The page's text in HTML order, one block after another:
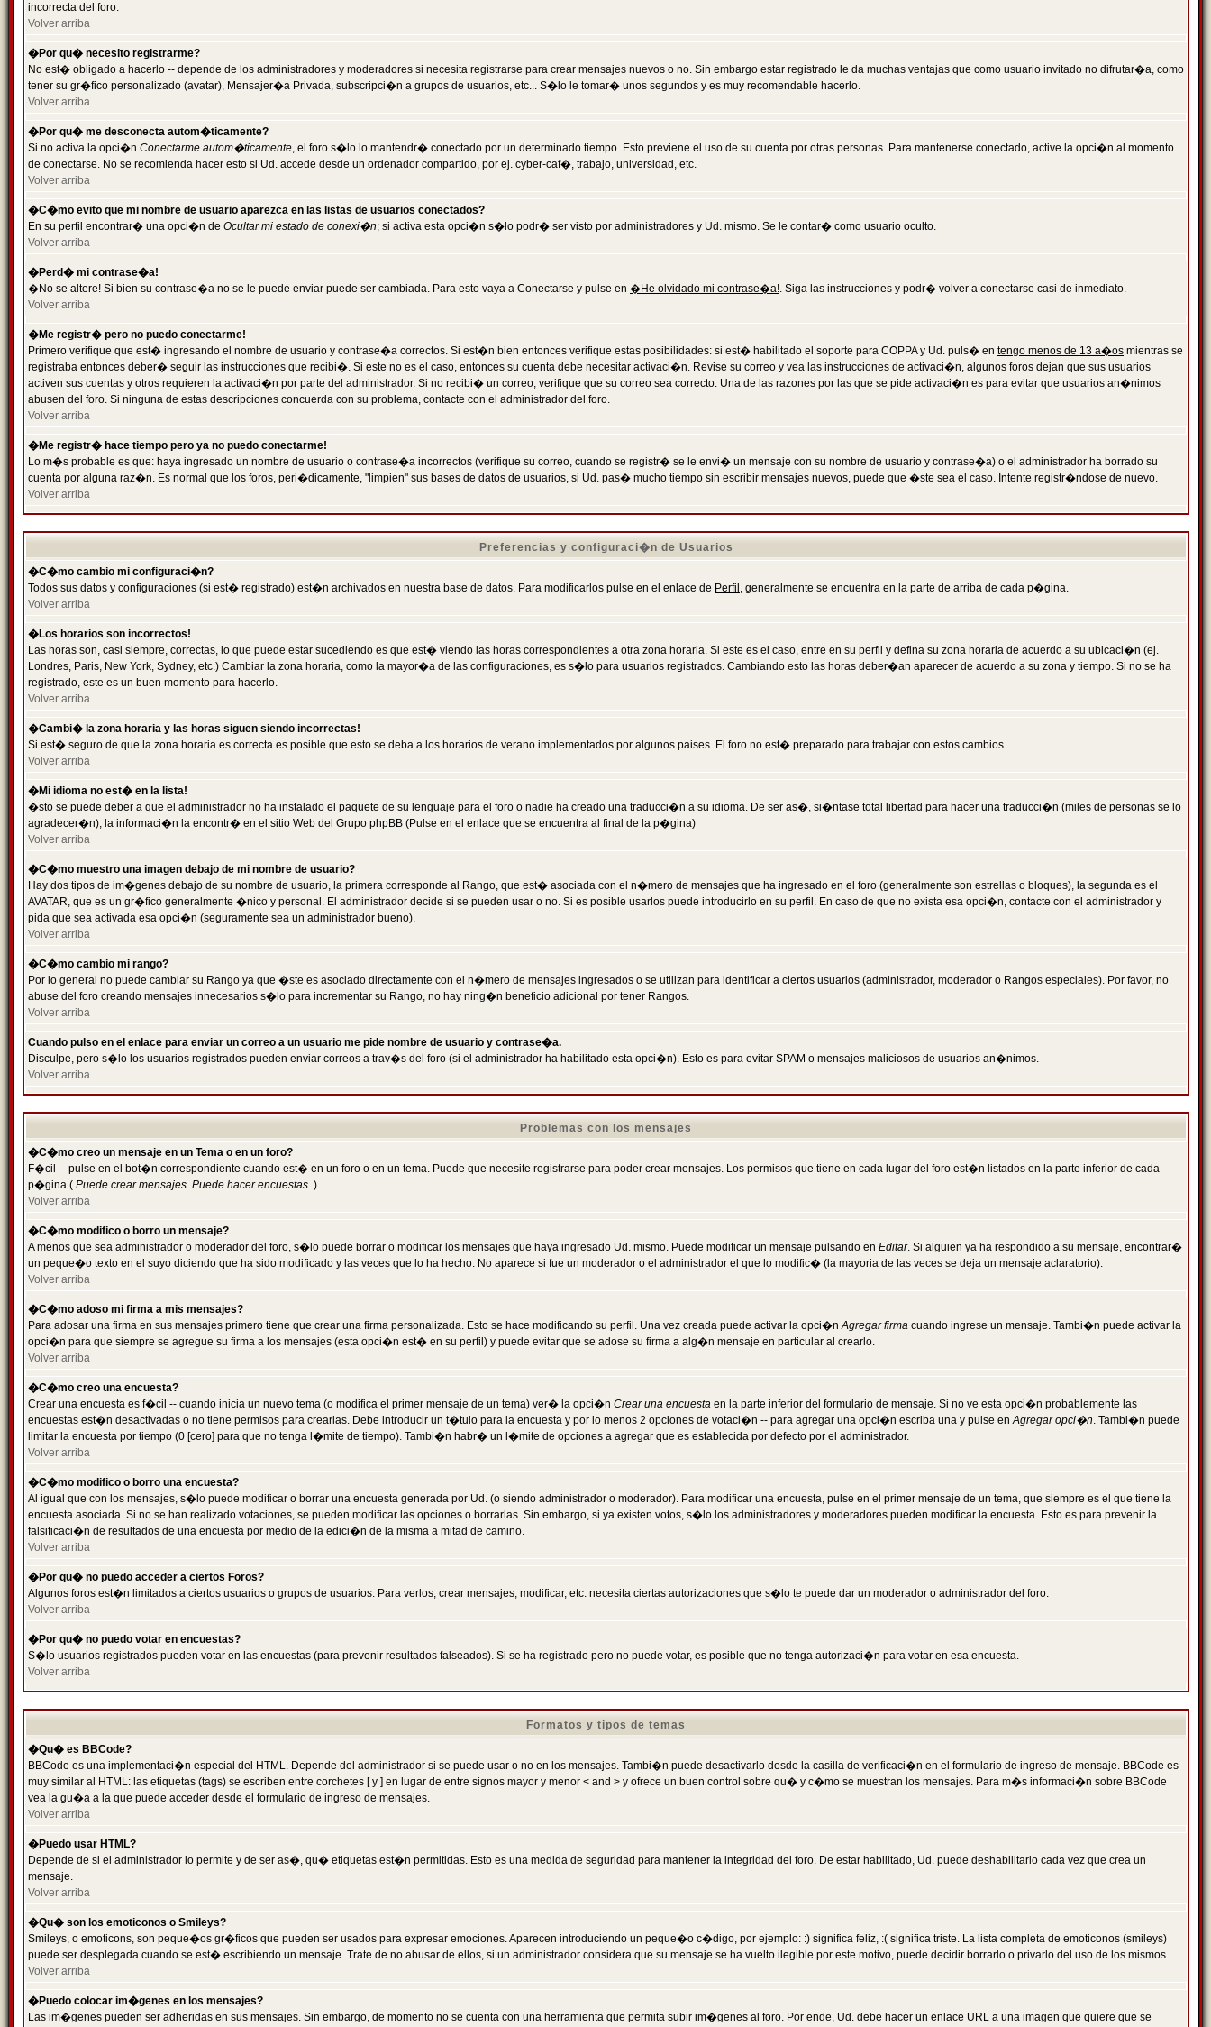
incorrecta del foro.
Volver arriba
�Por qu� necesito registrarme?
No est� obligado a hacerlo -- depende de los administradores y moderadores si necesita registrarse para crear mensajes nuevos o no. Sin embargo estar registrado le da muchas ventajas que como usuario invitado no difrutar�a, como
tener su gr�fico personalizado (avatar), Mensajer�a Privada, subscripci�n a grupos de usuarios, etc... S�lo le tomar� unos segundos y es muy recomendable hacerlo.
Volver arriba
�Por qu� me desconecta autom�ticamente?
Si no activa la opci�n Conectarme autom�ticamente, el foro s�lo lo mantendr� conectado por un determinado tiempo. Esto previene el uso de su cuenta por otras personas. Para mantenerse conectado, active la opci�n al momento
de conectarse. No se recomienda hacer esto si Ud. accede desde un ordenador compartido, por ej. cyber-caf�, trabajo, universidad, etc.
Volver arriba
�C�mo evito que mi nombre de usuario aparezca en las listas de usuarios conectados?
En su perfil encontrar� una opci�n de Ocultar mi estado de conexi�n; si activa esta opci�n s�lo podr� ser visto por administradores y Ud. mismo. Se le contar� como usuario oculto.
Volver arriba
�Perd� mi contrase�a!
�No se altere! Si bien su contrase�a no se le puede enviar puede ser cambiada. Para esto vaya a Conectarse y pulse en �He olvidado mi contrase�a!. Siga las instrucciones y podr� volver a conectarse casi de inmediato.
Volver arriba
�Me registr� pero no puedo conectarme!
Primero verifique que est� ingresando el nombre de usuario y contrase�a correctos. Si est�n bien entonces verifique estas posibilidades: si est� habilitado el soporte para COPPA y Ud. puls� en tengo menos de 13 a�os mientras se
registraba entonces deber� seguir las instrucciones que recibi�. Si este no es el caso, entonces su cuenta debe necesitar activaci�n. Revise su correo y vea las instrucciones de activaci�n, algunos foros dejan que sus usuarios
activen sus cuentas y otros requieren la activaci�n por parte del administrador. Si no recibi� un correo, verifique que su correo sea correcto. Una de las razones por las que se pide activaci�n es para evitar que usuarios an�nimos
abusen del foro. Si ninguna de estas descripciones concuerda con su problema, contacte con el administrador del foro.
Volver arriba
�Me registr� hace tiempo pero ya no puedo conectarme!
Lo m�s probable es que: haya ingresado un nombre de usuario o contrase�a incorrectos (verifique su correo, cuando se registr� se le envi� un mensaje con su nombre de usuario y contrase�a) o el administrador ha borrado su
cuenta por alguna raz�n. Es normal que los foros, peri�dicamente, "limpien" sus bases de datos de usuarios, si Ud. pas� mucho tiempo sin escribir mensajes nuevos, puede que �ste sea el caso. Intente registr�ndose de nuevo.
Volver arriba
Preferencias y configuraci�n de Usuarios
�C�mo cambio mi configuraci�n?
Todos sus datos y configuraciones (si est� registrado) est�n archivados en nuestra base de datos. Para modificarlos pulse en el enlace de Perfil , generalmente se encuentra en la parte de arriba de cada p�gina.
Volver arriba
�Los horarios son incorrectos!
Las horas son, casi siempre, correctas, lo que puede estar sucediendo es que est� viendo las horas correspondientes a otra zona horaria. Si este es el caso, entre en su perfil y defina su zona horaria de acuerdo a su ubicaci�n (ej.
Londres, Paris, New York, Sydney, etc.) Cambiar la zona horaria, como la mayor�a de las configuraciones, es s�lo para usuarios registrados. Cambiando esto las horas deber�an aparecer de acuerdo a su zona y tiempo. Si no se ha
registrado, este es un buen momento para hacerlo.
Volver arriba
�Cambi� la zona horaria y las horas siguen siendo incorrectas!
Si est� seguro de que la zona horaria es correcta es posible que esto se deba a los horarios de verano implementados por algunos paises. El foro no est� preparado para trabajar con estos cambios.
Volver arriba
�Mi idioma no est� en la lista!
�sto se puede deber a que el administrador no ha instalado el paquete de su lenguaje para el foro o nadie ha creado una traducci�n a su idioma. De ser as�, si�ntase total libertad para hacer una traducci�n (miles de personas se lo
agradecer�n), la informaci�n la encontr� en el sitio Web del Grupo phpBB (Pulse en el enlace que se encuentra al final de la p�gina)
Volver arriba
�C�mo muestro una imagen debajo de mi nombre de usuario?
Hay dos tipos de im�genes debajo de su nombre de usuario, la primera corresponde al Rango, que est� asociada con el n�mero de mensajes que ha ingresado en el foro (generalmente son estrellas o bloques), la segunda es el
AVATAR, que es un gr�fico generalmente �nico y personal. El administrador decide si se pueden usar o no. Si es posible usarlos puede introducirlo en su perfil. En caso de que no exista esa opci�n, contacte con el administrador y
pida que sea activada esa opci�n (seguramente sea un administrador bueno).
Volver arriba
�C�mo cambio mi rango?
Por lo general no puede cambiar su Rango ya que �ste es asociado directamente con el n�mero de mensajes ingresados o se utilizan para identificar a ciertos usuarios (administrador, moderador o Rangos especiales). Por favor, no
abuse del foro creando mensajes innecesarios s�lo para incrementar su Rango, no hay ning�n beneficio adicional por tener Rangos.
Volver arriba
Cuando pulso en el enlace para enviar un correo a un usuario me pide nombre de usuario y contrase�a.
Disculpe, pero s�lo los usuarios registrados pueden enviar correos a trav�s del foro (si el administrador ha habilitado esta opci�n). Esto es para evitar SPAM o mensajes maliciosos de usuarios an�nimos.
Volver arriba
Problemas con los mensajes
�C�mo creo un mensaje en un Tema o en un foro?
F�cil -- pulse en el bot�n correspondiente cuando est� en un foro o en un tema. Puede que necesite registrarse para poder crear mensajes. Los permisos que tiene en cada lugar del foro est�n listados en la parte inferior de cada
p�gina ( Puede crear mensajes. Puede hacer encuestas..)
Volver arriba
�C�mo modifico o borro un mensaje?
A menos que sea administrador o moderador del foro, s�lo puede borrar o modificar los mensajes que haya ingresado Ud. mismo. Puede modificar un mensaje pulsando en Editar. Si alguien ya ha respondido a su mensaje, encontrar�
un peque�o texto en el suyo diciendo que ha sido modificado y las veces que lo ha hecho. No aparece si fue un moderador o el administrador el que lo modific� (la mayoria de las veces se deja un mensaje aclaratorio).
Volver arriba
�C�mo adoso mi firma a mis mensajes?
Para adosar una firma en sus mensajes primero tiene que crear una firma personalizada. Esto se hace modificando su perfil. Una vez creada puede activar la opci�nAgregar firma cuando ingrese un mensaje. Tambi�n puede activar la
opci�n para que siempre se agregue su firma a los mensajes (esta opci�n est� en su perfil) y puede evitar que se adose su firma a alg�n mensaje en particular al crearlo.
Volver arriba
�C�mo creo una encuesta?
Crear una encuesta es f�cil -- cuando inicia un nuevo tema (o modifica el primer mensaje de un tema) ver� la opci�n Crear una encuesta en la parte inferior del formulario de mensaje. Si no ve esta opci�n probablemente las
encuestas est�n desactivadas o no tiene permisos para crearlas. Debe introducir un t�tulo para la encuesta y por lo menos 2 opciones de votaci�n -- para agregar una opci�n escriba una y pulse enAgregar opci�n. Tambi�n puede
limitar la encuesta por tiempo (0 [cero] para que no tenga l�mite de tiempo). Tambi�n habr� un l�mite de opciones a agregar que es establecida por defecto por el administrador.
Volver arriba
�C�mo modifico o borro una encuesta?
Al igual que con los mensajes, s�lo puede modificar o borrar una encuesta generada por Ud. (o siendo administrador o moderador). Para modificar una encuesta, pulse en el primer mensaje de un tema, que siempre es el que tiene la
encuesta asociada. Si no se han realizado votaciones, se pueden modificar las opciones o borrarlas. Sin embargo, si ya existen votos, s�lo los administradores y moderadores pueden modificar la encuesta. Esto es para prevenir la
falsificaci�n de resultados de una encuesta por medio de la edici�n de la misma a mitad de camino.
Volver arriba
�Por qu� no puedo acceder a ciertos Foros?
Algunos foros est�n limitados a ciertos usuarios o grupos de usuarios. Para verlos, crear mensajes, modificar, etc. necesita ciertas autorizaciones que s�lo te puede dar un moderador o administrador del foro.
Volver arriba
�Por qu� no puedo votar en encuestas?
S�lo usuarios registrados pueden votar en las encuestas (para prevenir resultados falseados). Si se ha registrado pero no puede votar, es posible que no tenga autorizaci�n para votar en esa encuesta.
Volver arriba
Formatos y tipos de temas
�Qu� es BBCode?
BBCode es una implementaci�n especial del HTML. Depende del administrador si se puede usar o no en los mensajes. Tambi�n puede desactivarlo desde la casilla de verificaci�n en el formulario de ingreso de mensaje. BBCode es
muy similar al HTML: las etiquetas (tags) se escriben entre corchetes [ y ] en lugar de entre signos mayor y menor < and > y ofrece un buen control sobre qu� y c�mo se muestran los mensajes. Para m�s informaci�n sobre BBCode
vea la gu�a a la que puede acceder desde el formulario de ingreso de mensajes.
Volver arriba
�Puedo usar HTML?
Depende de si el administrador lo permite y de ser as�, qu� etiquetas est�n permitidas. Esto es una medida de seguridad para mantener la integridad del foro. De estar habilitado, Ud. puede deshabilitarlo cada vez que crea un
mensaje.
Volver arriba
�Qu� son los emoticonos o Smileys?
Smileys, o emoticons, son peque�os gr�ficos que pueden ser usados para expresar emociones. Aparecen introduciendo un peque�o c�digo, por ejemplo: :) significa feliz, :( significa triste. La lista completa de emoticonos (smileys)
puede ser desplegada cuando se est� escribiendo un mensaje. Trate de no abusar de ellos, si un administrador considera que su mensaje se ha vuelto ilegible por este motivo, puede decidir borrarlo o privarlo del uso de los mismos.
Volver arriba
�Puedo colocar im�genes en los mensajes?
Las im�genes pueden ser adheridas en sus mensajes. Sin embargo, de momento no se cuenta con una herramienta que permita subir im�genes al foro. Por ende, Ud. debe hacer un enlace URL a una imagen que quiere que se